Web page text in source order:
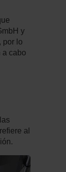
y
por lo
a cabo
al